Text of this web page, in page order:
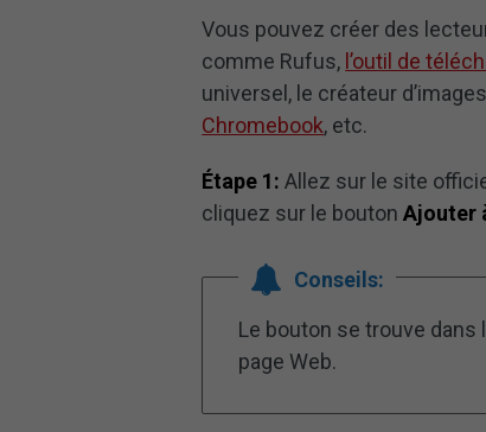
Vous pouvez créer des
comme Rufus, l’outil de
universel, le créateur
Chromebook, etc.
Étape 1: Allez sur le site
cliquez sur le boutonAjouter
Conseils:
Le bouton se trouve dans
page Web.